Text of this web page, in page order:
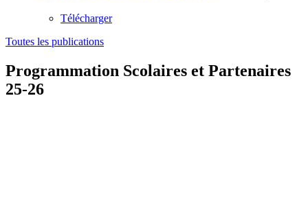
Télécharger
Toutes les publications
Programmation Scolaires et Partenaires
25-26